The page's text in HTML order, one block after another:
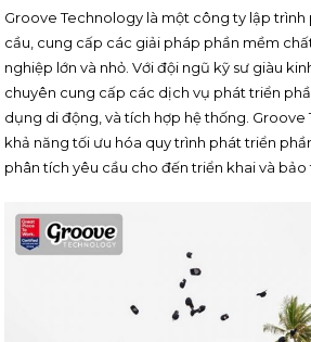
Groove Technology là một công ty lập
cầu, cung cấp các giải pháp phần mềm
nghiệp lớn và nhỏ. Với đội ngũ kỹ sư giàu
chuyên cung cấp các dịch vụ phát triển
dụng di động, và tích hợp hệ thống. Groove
khả năng tối ưu hóa quy trình phát triển
phân tích yêu cầu cho đến triển khai và bảo